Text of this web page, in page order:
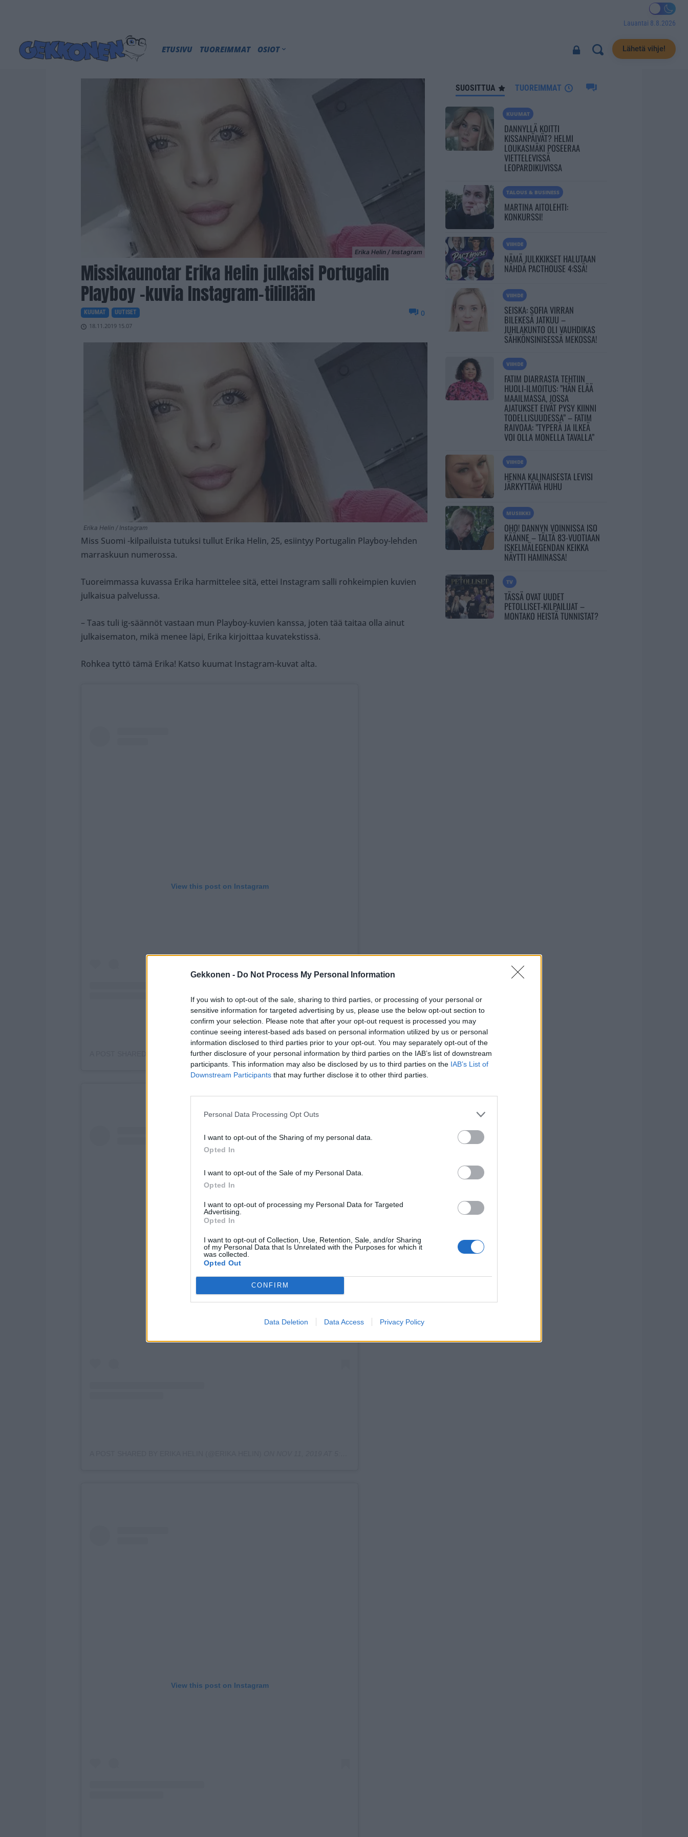
Gekkonen - Do Not Process My Personal Information
If you wish to opt-out of the sale, sharing to third parties, or processing of your personal or
sensitive information for targeted advertising by us, please use the below opt-out section to
confirm your selection. Please note that after your opt-out request is processed you may
continue seeing interest-based ads based on personal information utilized by us or personal
information disclosed to third parties prior to your opt-out. You may separately opt-out of the
further disclosure of your personal information by third parties on the IAB’s list of downstream
participants. This information may also be disclosed by us to third parties on the IAB’s List of
Downstream Participants that may further disclose it to other third parties.
Personal Data Processing Opt Outs
I want to opt-out of the Sharing of my personal data.
Opted In
I want to opt-out of the Sale of my Personal Data.
Opted In
I want to opt-out of processing my Personal Data for Targeted
Advertising.
Opted In
I want to opt-out of Collection, Use, Retention, Sale, and/or Sharing
of my Personal Data that Is Unrelated with the Purposes for which it
was collected.
Opted Out
CONFIRM
Data Deletion Data Access Privacy Policy
Lauantai 8.8.2026
ETUSIVU TUOREIMMAT OSIOT Lähetä vihje!
Erika Helin / Instagram
Missikaunotar Erika Helin julkaisi Portugalin
Playboy -kuvia Instagram-tilillään
KUUMAT UUTISET
18.11.2019 15.07
0
Erika Helin / Instagram
Miss Suomi -kilpailuista tutuksi tullut Erika Helin, 25, esiintyy Portugalin Playboy-lehden
marraskuun numerossa.
Tuoreimmassa kuvassa Erika harmittelee sitä, ettei Instagram salli rohkeimpien kuvien
julkaisua palvelussa.
– Taas tuli ig-säännöt vastaan mun Playboy-kuvien kanssa, joten tää taitaa olla ainut
julkaisematon, mikä menee läpi, Erika kirjoittaa kuvatekstissä.
Rohkea tyttö tämä Erika! Katso kuumat Instagram-kuvat alta.
View this post on Instagram
A POST SHARED BY ERIKA HELIN (@ERIKA.HELIN)ONNOV 17, 2019 AT 3:27AM PST
View this post on Instagram
View this post on Instagram
SUOSITTUA TUOREIMMAT
KUUMAT
DANNYLLÄ KOITTI
KISSANPÄIVÄT? HELMI
LOUKASMÄKI POSEERAA
VIETTELEVISSÄ
LEOPARDIKUVISSA
TALOUS & BUSINESS
MARTINA AITOLEHTI:
KONKURSSI!
VIIHDE
NÄMÄ JULKKIKSET HALUTAAN
NÄHDÄ PACTHOUSE 4:SSÄ!
VIIHDE
SEISKA: SOFIA VIRRAN
BILEKESÄ JATKUU –
JUHLAKUNTO OLI VAUHDIKAS
SÄHKÖNSINISESSÄ MEKOSSA!
VIIHDE
FATIM DIARRASTA TEHTIIN
HUOLI-ILMOITUS: ”HÄN ELÄÄ
MAAILMASSA, JOSSA
AJATUKSET EIVÄT PYSY KIINNI
TODELLISUUDESSA” – FATIM
RAIVOAA: ”TYPERÄ JA ILKEÄ
VOI OLLA MONELLA TAVALLA”
VIIHDE
HENNA KALINAISESTA LEVISI
JÄRKYTTÄVÄ HUHU
MUSIIKKI
OHO! DANNYN VOINNISSA ISO
KÄÄNNE – TÄLTÄ 83-VUOTIAAN
ISKELMÄLEGENDAN KEIKKA
NÄYTTI HAMINASSA!
TV
TÄSSÄ OVAT UUDET
PETOLLISET-KILPAILIJAT –
MONTAKO HEISTÄ TUNNISTAT?